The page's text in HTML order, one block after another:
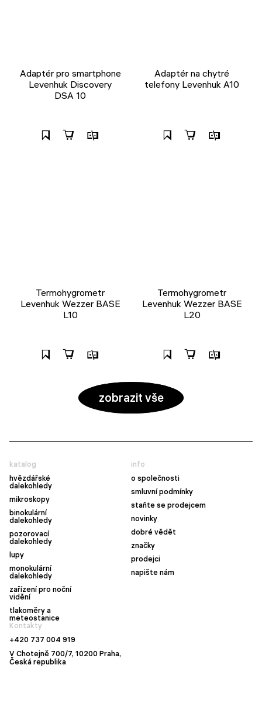
Adaptér pro smartphone
Levenhuk Discovery
DSA 10
Adaptér na chytré
telefony Levenhuk A10
Termohygrometr
Levenhuk Wezzer BASE
L10
Termohygrometr
Levenhuk Wezzer BASE
L20
zobrazit vše
katalog
hvězdářské
dalekohledy
mikroskopy
binokulární
dalekohledy
pozorovací
dalekohledy
lupy
monokulární
dalekohledy
zařízení pro noční
vidění
tlakoměry a
meteostanice
info
o společnosti
smluvní podmínky
staňte se prodejcem
novinky
dobré vědět
značky
prodejci
napište nám
Kontakty
+420 737 004 919
V Chotejně 700/7, 10200 Praha,
Česká republika